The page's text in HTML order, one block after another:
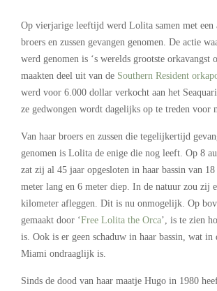
Op vierjarige leeftijd werd Lolita samen met een
broers en zussen gevangen genomen. De actie
werd genomen is ‘s werelds grootste orkavangst
maakten deel uit van de Southern Resident
werd voor 6.000 dollar verkocht aan het
ze gedwongen wordt dagelijks op te treden voor
Van haar broers en zussen die tegelijkertijd
genomen is Lolita de enige die nog leeft. Op 8
zat zij al 45 jaar opgesloten in haar bassin van
meter lang en 6 meter diep. In de natuur zou zij
kilometer afleggen. Dit is nu onmogelijk. Op
gemaakt door ‘Free Lolita the Orca’, is te zien
is. Ook is er geen schaduw in haar bassin, wat in
Miami ondraaglijk is.
Sinds de dood van haar maatje Hugo in 1980